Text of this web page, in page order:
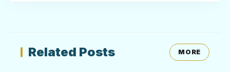
Related Posts MORE